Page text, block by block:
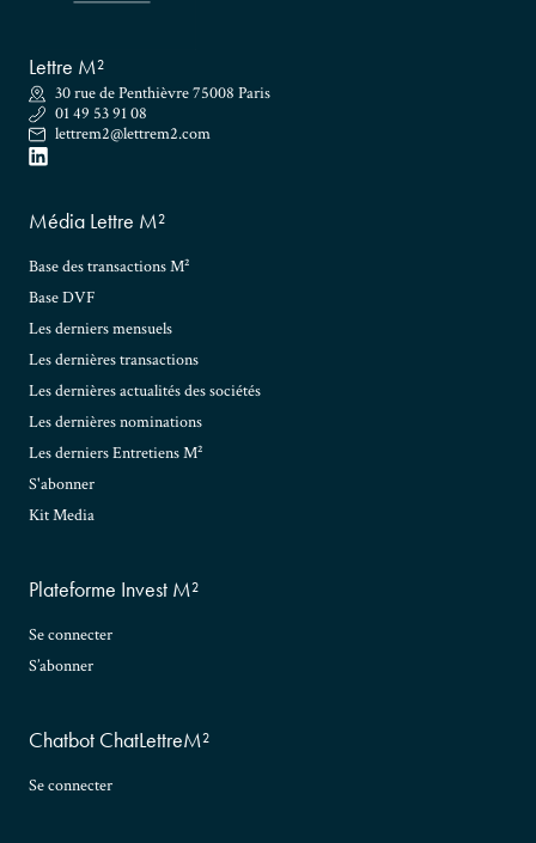
Lettre M²
30 rue de Penthièvre 75008 Paris
01 49 53 91 08
lettrem2@lettrem2.com
Média Lettre M²
Base des transactions M²
Base DVF
Les derniers mensuels
Les dernières transactions
Les dernières actualités des sociétés
Les dernières nominations
Les derniers Entretiens M²
S'abonner
Kit Media
Plateforme Invest M²
Se connecter
S’abonner
Chatbot ChatLettreM²
Se connecter